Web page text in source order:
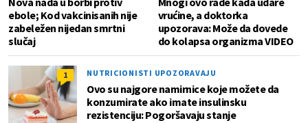
ebole; Kod vakcinisanih nije
zabeležen nijedan smrtni
slučaj
vrućine, a doktorka
upozorava: Može da dovede
do kolapsa organizma VIDEO
1 NUTRICIONISTI UPOZORAVAJU
Ovo su najgore namirnice koje možete da
konzumirate ako imate insulinsku
rezistenciju: Pogoršavaju stanje